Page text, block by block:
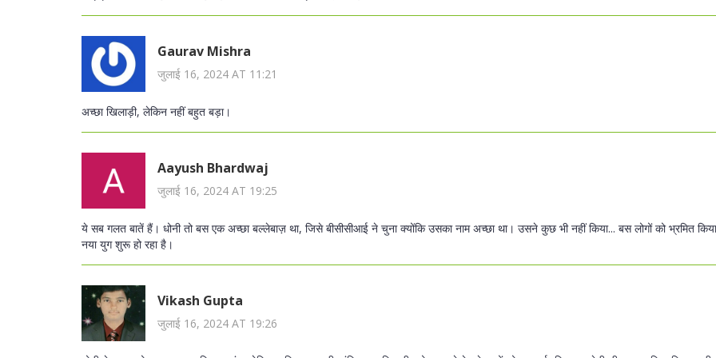
Gaurav Mishra
जुलाई 16, 2024 AT 11:21
अच्छा खिलाड़ी, लेकिन नहीं बहुत बड़ा।
Aayush Bhardwaj
जुलाई 16, 2024 AT 19:25
ये सब गलत बातें हैं। धोनी तो बस एक अच्छा बल्लेबाज़ था, जिसे बीसीसीआई ने चुना क्योंकि उसका नाम अच्छा था। उसने कुछ भी नहीं किया... बस लोगों को भ्रमित
नया युग शुरू हो रहा है।
Vikash Gupta
जुलाई 16, 2024 AT 19:26